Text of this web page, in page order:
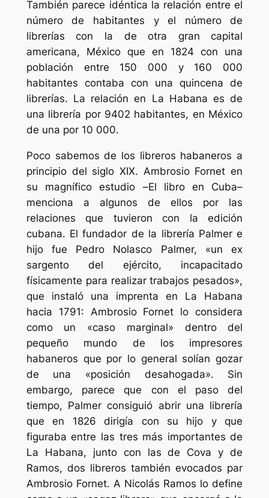
También parece idéntica la relación entre el
número de habitantes y el número de
librerías con la de otra gran capital
americana, México que en 1824 con una
población entre 150 000 y 160 000
habitantes contaba con una quincena de
librerías. La relación en La Habana es de
una librería por 9402 habitantes, en México
de una por 10 000.
Poco sabemos de los libreros habaneros a
principio del siglo XIX. Ambrosio Fornet en
su magnífico estudio –El libro en Cuba–
menciona a algunos de ellos por las
relaciones que tuvieron con la edición
cubana. El fundador de la librería Palmer e
hijo fue Pedro Nolasco Palmer, «un ex
sargento del ejército, incapacitado
físicamente para realizar trabajos pesados»,
que instaló una imprenta en La Habana
hacia 1791: Ambrosio Fornet lo considera
como un «caso marginal» dentro del
pequeño mundo de los impresores
habaneros que por lo general solían gozar
de una «posición desahogada». Sin
embargo, parece que con el paso del
tiempo, Palmer consiguió abrir una librería
que en 1826 dirigía con su hijo y que
figuraba entre las tres más importantes de
La Habana, junto con las de Cova y de
Ramos, dos libreros también evocados par
Ambrosio Fornet. A Nicolás Ramos lo define